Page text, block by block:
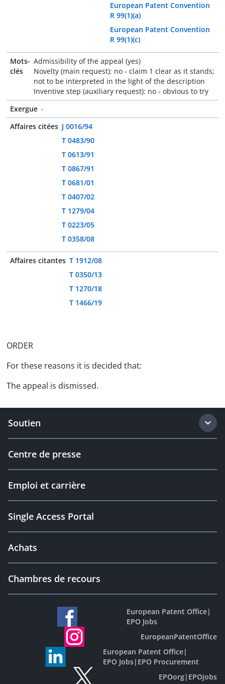
European Patent Convention
R 99(1)(a)
European Patent Convention
R 99(1)(c)
Mots-
clés
Admissibility of the appeal (yes)
Novelty (main request): no - claim 1 clear as it stands;
not to be interpreted in the light of the description
Inventive step (auxiliary request): no - obvious to try
Exergue -
Affaires citées J 0016/94
T 0483/90
T 0613/91
T 0867/91
T 0681/01
T 0407/02
T 1279/04
T 0223/05
T 0358/08
Affaires citantes T 1912/08
T 0350/13
T 1270/18
T 1466/19
ORDER
For these reasons it is decided that:
The appeal is dismissed.
Soutien
Centre de presse
Emploi et carrière
Single Access Portal
Achats
Chambres de recours
European Patent Office|
EPO Jobs
EuropeanPatentOffice
European Patent Office|
EPO Jobs| EPO Procurement
EPOorg| EPOjobs